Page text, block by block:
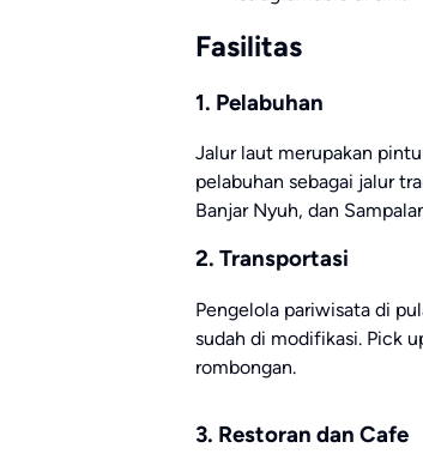
Fasilitas
1. Pelabuhan
Jalur laut merupakan
pelabuhan sebagai jalur
Banjar Nyuh, dan
2. Transportasi
Pengelola pariwisata di
sudah di modifikasi. Pick
rombongan.
3. Restoran dan Cafe